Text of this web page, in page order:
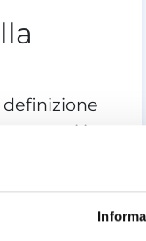
con cui i
possano
causa
ha